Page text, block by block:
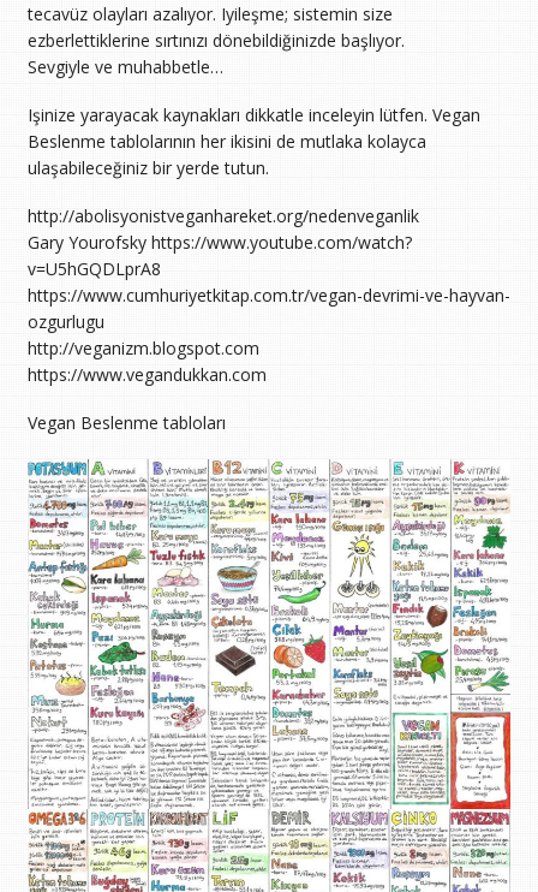
tecavüz olayları azalıyor. Iyileşme; sistemin size
ezberlettiklerine sırtınızı dönebildiğinizde başlıyor.
Sevgiyle ve muhabbetle…
Işinize yarayacak kaynakları dikkatle inceleyin lütfen. Vegan
Beslenme tablolarının her ikisini de mutlaka kolayca
ulaşabileceğiniz bir yerde tutun.
http://
Gary Yourofsky https://www.youtube.com/watch?
v=U5hGQDLprA8
https://www.cumhuriyetkitap.com.tr/vegan-devrimi-ve-hayvan-
ozgurlugu
http://veganizm.blogspot.com
https://www.vegandukkan.com
Vegan Beslenme tabloları